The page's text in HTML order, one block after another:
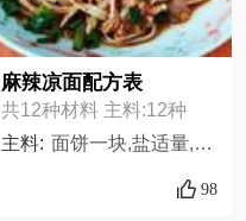
麻辣凉面配方表
共12种材料 主料:12种
主料: 面饼一块,盐适量,银针菇适量,白菜叶随意,猪肉随意,洋葱随意,生姜随意,香葱随意,花椒粉适量,大蒜两瓣,辣椒粉适量,老抽少许,
98